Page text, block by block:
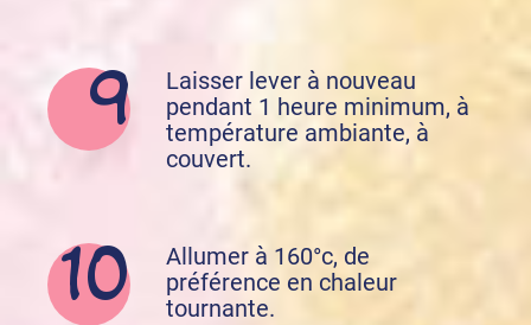
Laisser lever à nouveau
pendant 1 heure minimum, à
température ambiante, à
couvert.
Allumer à 160°c, de
préférence en chaleur
tournante.